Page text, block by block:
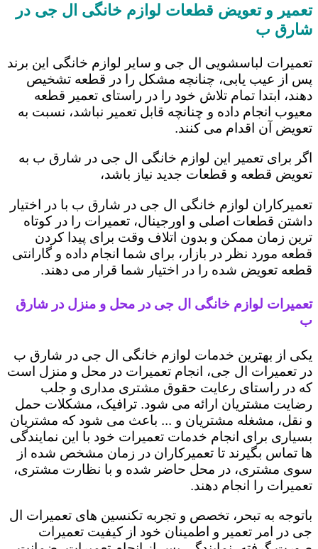
تعمیر و تعویض قطعات لوازم خانگی ال جی در
شارق ب
تعمیرات لباسشویی ال جی و سایر لوازم خانگی این برند
پس از عیب یابی، چنانچه مشکل را در قطعه تشخیص
دهند، ابتدا تمام تلاش خود را در راستای تعمیر قطعه
معیوب انجام داده و چنانچه قابل تعمیر نباشد، نسبت به
تعویض آن اقدام می کنند.
اگر برای تعمیر این لوازم خانگی ال جی در شارق ب به
تعویض قطعه و قطعات جدید نیاز باشد،
تعمیرکاران لوازم خانگی ال جی در شارق ب با در اختیار
داشتن قطعات اصلی و اورجینال، تعمیرات را در کوتاه
ترین زمان ممکن و بدون اتلاف وقت برای پیدا کردن
قطعه مورد نظر در بازار، برای شما انجام داده و گارانتی
قطعه تعویض شده را در اختیار شما قرار می دهند.
تعمیرات لوازم خانگی ال جی در محل و منزل در شارق
ب
یکی از بهترین خدمات لوازم خانگی ال جی در شارق ب
در تعمیرات ال جی، انجام تعمیرات در محل و منزل است
که در راستای رعایت حقوق مشتری مداری و جلب
رضایت مشتریان ارائه می شود. ترافیک، مشکلات حمل
و نقل، مشغله مشتریان و ... باعث می شود که مشتریان
بسیاری برای انجام خدمات تعمیرات خود با این نمایندگی
ها تماس بگیرند تا تعمیرکاران در زمان مشخص شده از
سوی مشتری، در محل حاضر شده و با نظارت مشتری،
تعمیرات را انجام دهند.
باتوجه به تبحر، تخصص و تجربه تکنسین های تعمیرات ال
جی در امر تعمیر و اطمینان خود از کیفیت تعمیرات